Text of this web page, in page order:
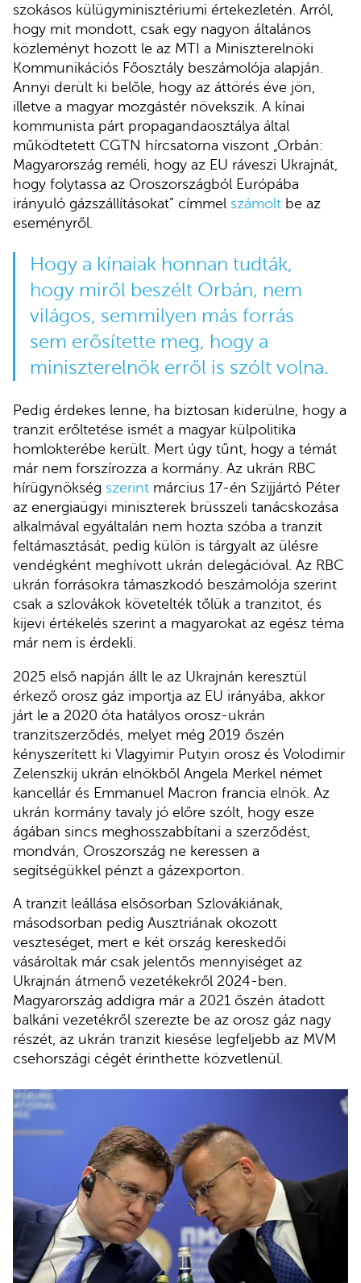
szokásos külügyminisztériumi értekezletén. Arról,
hogy mit mondott, csak egy nagyon általános
közleményt hozott le az MTI a Miniszterelnöki
Kommunikációs Főosztály beszámolója alapján.
Annyi derült ki belőle, hogy az áttörés éve jön,
illetve a magyar mozgástér növekszik. A kínai
kommunista párt propagandaosztálya által
működtetett CGTN hírcsatorna viszont „Orbán:
Magyarország reméli, hogy az EU ráveszi Ukrajnát,
hogy folytassa az Oroszországból Európába
irányuló gázszállításokat” címmel számolt be az
eseményről.
Hogy a kínaiak honnan tudták,
hogy miről beszélt Orbán, nem
világos, semmilyen más forrás
sem erősítette meg, hogy a
miniszterelnök erről is szólt volna.
Pedig érdekes lenne, ha biztosan kiderülne, hogy a
tranzit erőltetése ismét a magyar külpolitika
homlokterébe került. Mert úgy tűnt, hogy a témát
már nem forszírozza a kormány. Az ukrán RBC
hírügynökség szerint március 17-én Szijjártó Péter
az energiaügyi miniszterek brüsszeli tanácskozása
alkalmával egyáltalán nem hozta szóba a tranzit
feltámasztását, pedig külön is tárgyalt az ülésre
vendégként meghívott ukrán delegációval. Az RBC
ukrán forrásokra támaszkodó beszámolója szerint
csak a szlovákok követelték tőlük a tranzitot, és
kijevi értékelés szerint a magyarokat az egész téma
már nem is érdekli.
2025 első napján állt le az Ukrajnán keresztül
érkező orosz gáz importja az EU irányába, akkor
járt le a 2020 óta hatályos orosz-ukrán
tranzitszerződés, melyet még 2019 őszén
kényszerített ki Vlagyimir Putyin orosz és Volodimir
Zelenszkij ukrán elnökből Angela Merkel német
kancellár és Emmanuel Macron francia elnök. Az
ukrán kormány tavaly jó előre szólt, hogy esze
ágában sincs meghosszabbítani a szerződést,
mondván, Oroszország ne keressen a
segítségükkel pénzt a gázexporton.
A tranzit leállása elsősorban Szlovákiának,
másodsorban pedig Ausztriának okozott
veszteséget, mert e két ország kereskedői
vásároltak már csak jelentős mennyiséget az
Ukrajnán átmenő vezetékekről 2024-ben.
Magyarország addigra már a 2021 őszén átadott
balkáni vezetékről szerezte be az orosz gáz nagy
részét, az ukrán tranzit kiesése legfeljebb az MVM
csehországi cégét érinthette közvetlenül.